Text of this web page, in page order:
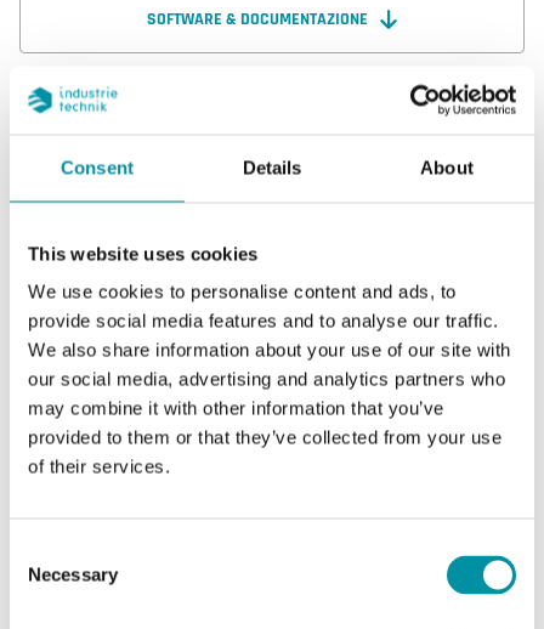
Consent Details About
This website uses cookies
We use cookies to personalise content and ads, to
provide social media features and to analyse our traffic.
We also share information about your use of our site with
our social media, advertising and analytics partners who
may combine it with other information that you’ve
provided to them or that they’ve collected from your use
of their services.
Selection
Necessary
SOFTWARE & DOCUMENTAZIONE
Caratteristiche
Caratteristiche di SA-PT1000
Uscita sensore Passivo
Limiti temperatura del
fluido
0…50 °C
Intervallo di misura,
Elemento sensibile